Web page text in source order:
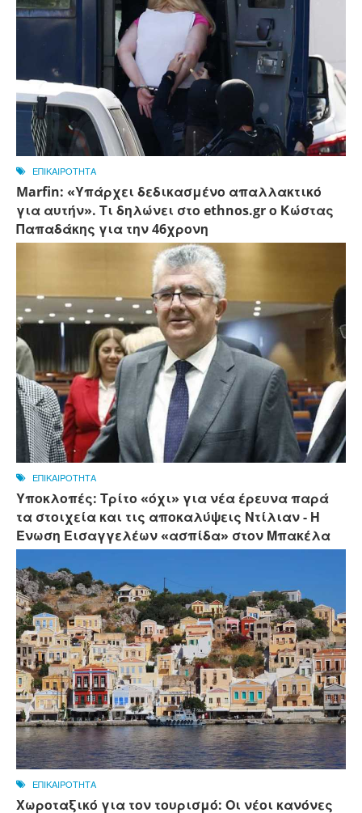
ΕΠΙΚΑΙΡΟΤΗΤΑ
Marfin: «Υπάρχει δεδικασμένο απαλλακτικό
για αυτήν». Τι δηλώνει στο ethnos.gr ο Κώστας
Παπαδάκης για την 46χρονη
ΕΠΙΚΑΙΡΟΤΗΤΑ
Υποκλοπές: Τρίτο «όχι» για νέα έρευνα παρά
τα στοιχεία και τις αποκαλύψεις Ντίλιαν - Η
Ένωση Εισαγγελέων «ασπίδα» στον Μπακέλα
ΕΠΙΚΑΙΡΟΤΗΤΑ
Χωροταξικό για τον τουρισμό: Οι νέοι κανόνες